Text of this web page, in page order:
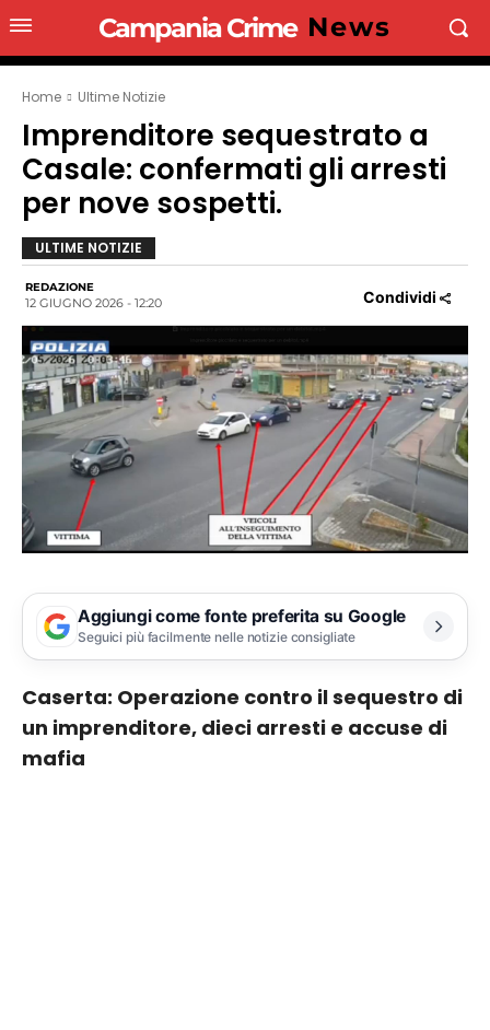
Campania Crime News
Home Ultime Notizie
Imprenditore sequestrato a
Casale: confermati gli arresti
per nove sospetti.
ULTIME NOTIZIE
REDAZIONE
12 GIUGNO 2026 - 12:20 Condividi
Aggiungi come fonte preferita su Google
Seguici più facilmente nelle notizie consigliate
Caserta: Operazione contro il sequestro di
un imprenditore, dieci arresti e accuse di
mafia